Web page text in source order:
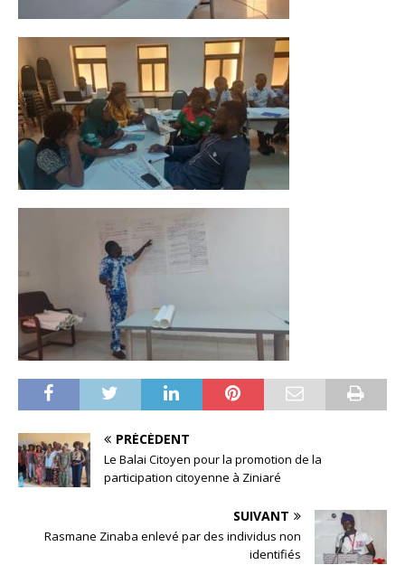
PRÉCÉDENT
Le Balai Citoyen pour la promotion de la
participation citoyenne à Ziniaré
SUIVANT
Rasmane Zinaba enlevé par des individus non
identifiés